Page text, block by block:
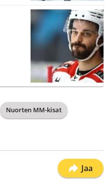
Nuorten MM-kisat
Jaa